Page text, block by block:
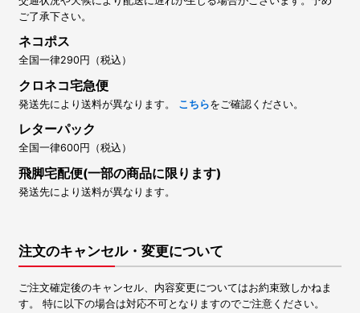
ご了承下さい。
ネコポス
全国一律290円（税込）
クロネコ宅急便
発送先により送料が異なります。 こちらをご確認ください。
レターパック
全国一律600円（税込）
飛脚宅配便(一部の商品に限ります)
発送先により送料が異なります。
注文のキャンセル・変更について
ご注文確定後のキャンセル、内容変更についてはお約束致しかねま
す。 特に以下の場合は対応不可となりますのでご注意ください。